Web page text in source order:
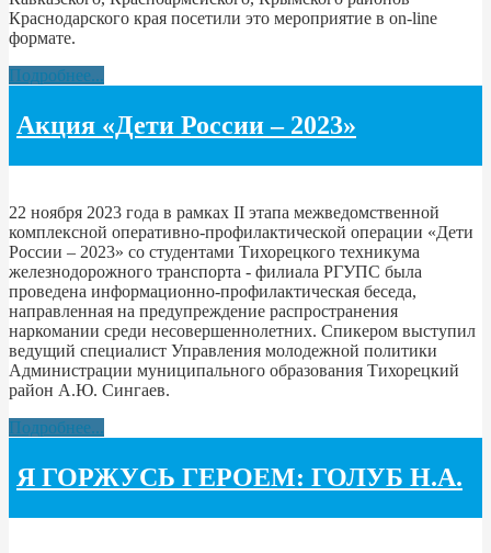
Краснодарского края посетили это мероприятие в on-line
формате.
Подробнее...
Акция «Дети России – 2023»
22 ноября 2023 года в рамках II этапа межведомственной
комплексной оперативно-профилактической операции «Дети
России – 2023» со студентами Тихорецкого техникума
железнодорожного транспорта - филиала РГУПС была
проведена информационно-профилактическая беседа,
направленная на предупреждение распространения
наркомании среди несовершеннолетних. Спикером выступил
ведущий специалист Управления молодежной политики
Администрации муниципального образования Тихорецкий
район А.Ю. Сингаев.
Подробнее...
Я ГОРЖУСЬ ГЕРОЕМ: ГОЛУБ Н.А.